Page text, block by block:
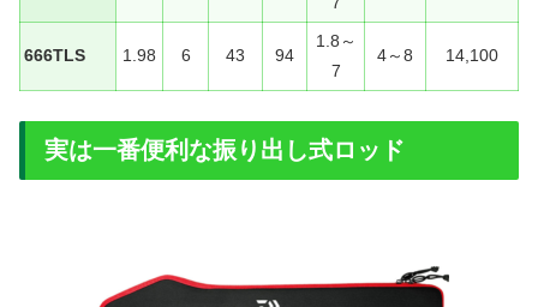
666TLS 1.98 6 43 94
1.8～
7
4～8 14,100
実は一番便利な振り出し式ロッド